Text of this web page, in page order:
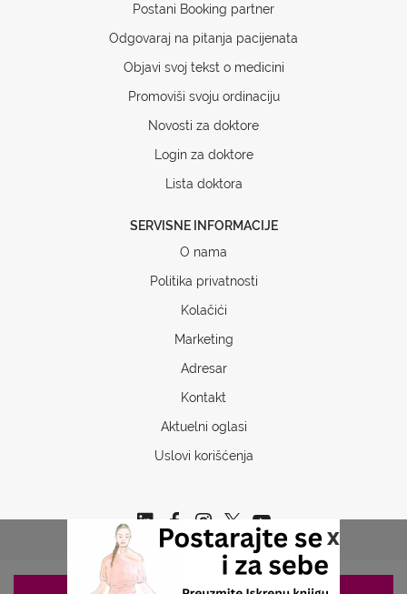
x
Postani Booking partner
Odgovaraj na pitanja pacijenata
Objavi svoj tekst o medicini
Promoviši svoju ordinaciju
Novosti za doktore
Login za doktore
Lista doktora
SERVISNE INFORMACIJE
O nama
Politika privatnosti
Kolačići
Marketing
Adresar
Kontakt
Aktuelni oglasi
Uslovi korišćenja